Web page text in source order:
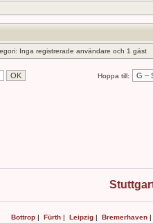
Inga registrerade användare och 1 gäst
Hoppa till:
Bottrop| Fürth| Leipzig| Bremerhaven